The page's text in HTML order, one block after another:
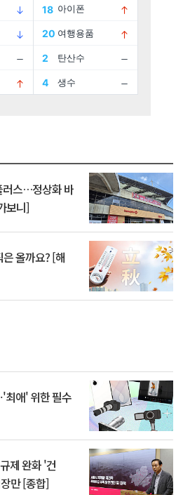
러스…정상화 바
보니]
올까요? [해
애' 위한 필수
제 완화 '건
만 [종합]